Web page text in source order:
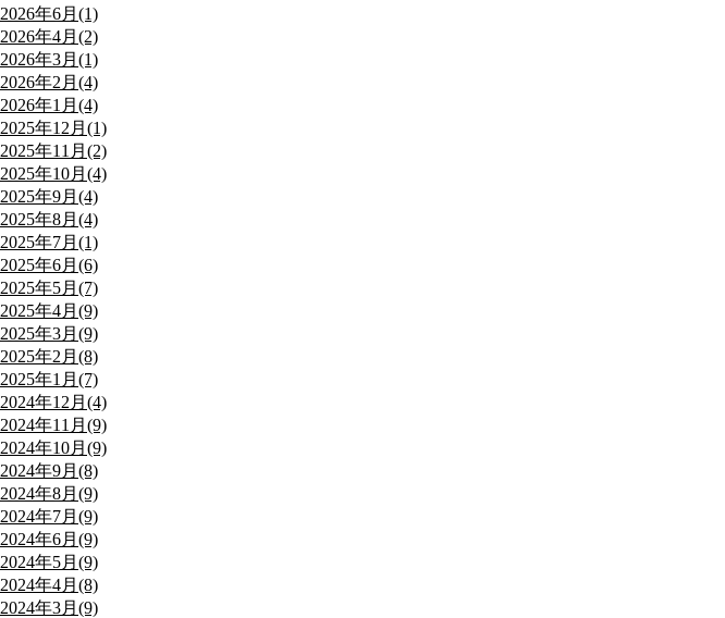
2026年6月(1)
2026年4月(2)
2026年3月(1)
2026年2月(4)
2026年1月(4)
2025年12月(1)
2025年11月(2)
2025年10月(4)
2025年9月(4)
2025年8月(4)
2025年7月(1)
2025年6月(6)
2025年5月(7)
2025年4月(9)
2025年3月(9)
2025年2月(8)
2025年1月(7)
2024年12月(4)
2024年11月(9)
2024年10月(9)
2024年9月(8)
2024年8月(9)
2024年7月(9)
2024年6月(9)
2024年5月(9)
2024年4月(8)
2024年3月(9)